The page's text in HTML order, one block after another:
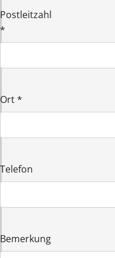
Postleitzahl
*
Ort*
Telefon
Bemerkung